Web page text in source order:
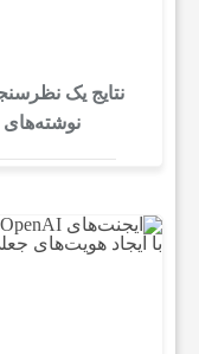
نتایج یک
نوشته‌های